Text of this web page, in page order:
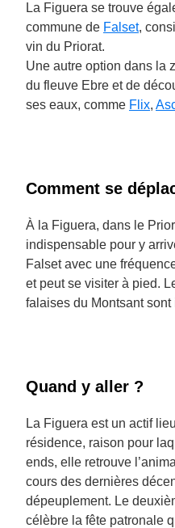
La Figuera se trouve
commune de Falset,
vin du Priorat.
Une autre option dans la
du fleuve Ebre et de
ses eaux, comme Flix,
Comment se
À la Figuera, dans le
indispensable pour y
Falset avec une
et peut se visiter à pied.
falaises du Montsant
Quand y aller ?
La Figuera est un actif
résidence, raison pour
ends, elle retrouve
cours des dernières
dépeuplement. Le
célèbre la fête patronale